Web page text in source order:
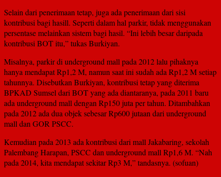
Selain dari penerimaan tetap, juga ada penerimaan dari sisi
kontribusi bagi hasill. Seperti dalam hal parkir, tidak menggunakan
persentase melainkan sistem bagi hasil. “Ini lebih besar daripada
kontribusi BOT itu,” tukas Burkiyan.
Misalnya, parkir di underground mall pada 2012 lalu pihaknya
hanya mendapat Rp1,2 M, namun saat ini sudah ada Rp1,2 M setiap
tahunnya. Disebutkan Burkiyan, kontribusi tetap yang diterima
BPKAD Sumsel dari BOT yang ada diantaranya, pada 2011 baru
ada underground mall dengan Rp150 juta per tahun. Ditambahkan
pada 2012 ada dua objek sebesar Rp600 jutaan dari underground
mall dan GOR PSCC.
Kemudian pada 2013 ada kontribusi dari mall Jakabaring, sekolah
Palembang Harapan, PSCC dan underground mall Rp1,6 M. “Nah
pada 2014, kita mendapat sekitar Rp3 M,” tandasnya. (sofuan)